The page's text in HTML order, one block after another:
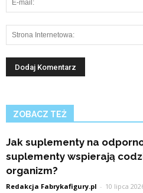
ZOBACZ TEŻ
Jak suplementy na
suplementy wspierają
organizm?
Redakcja Fabrykafigury.pl - 10 lipca